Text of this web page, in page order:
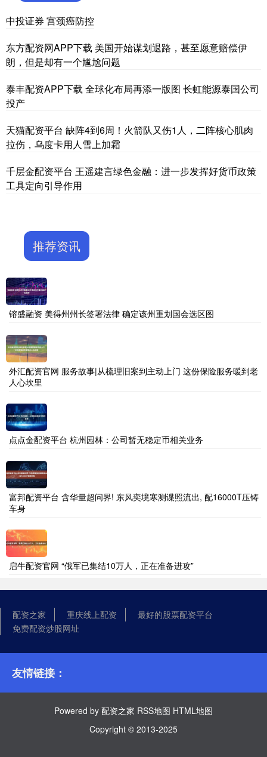
中投证券 宫颈癌防控
东方配资网APP下载 美国开始谋划退路，甚至愿意赔偿伊
朗，但是却有一个尴尬问题
泰丰配资APP下载 全球化布局再添一版图 长虹能源泰国公司
投产
天猫配资平台 缺阵4到6周！火箭队又伤1人，二阵核心肌肉
拉伤，乌度卡用人雪上加霜
千层金配资平台 王遥建言绿色金融：进一步发挥好货币政策
工具定向引导作用
推荐资讯
镕盛融资 美得州州长签署法律 确定该州重划国会选区图
外汇配资官网 服务故事|从梳理旧案到主动上门 这份保险服务暖到老
人心坎里
点点金配资平台 杭州园林：公司暂无稳定币相关业务
富邦配资平台 含华量超问界! 东风奕境寒测谍照流出, 配16000T压铸
车身
启牛配资官网 “俄军已集结10万人，正在准备进攻”
配资之家 重庆线上配资
最好的股票配资平台
免费配资炒股网址
友情链接：
Powered by 配资之家 RSS地图 HTML地图
Copyright © 2013-2025